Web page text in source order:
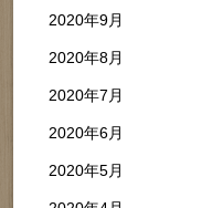
2020年9月
2020年8月
2020年7月
2020年6月
2020年5月